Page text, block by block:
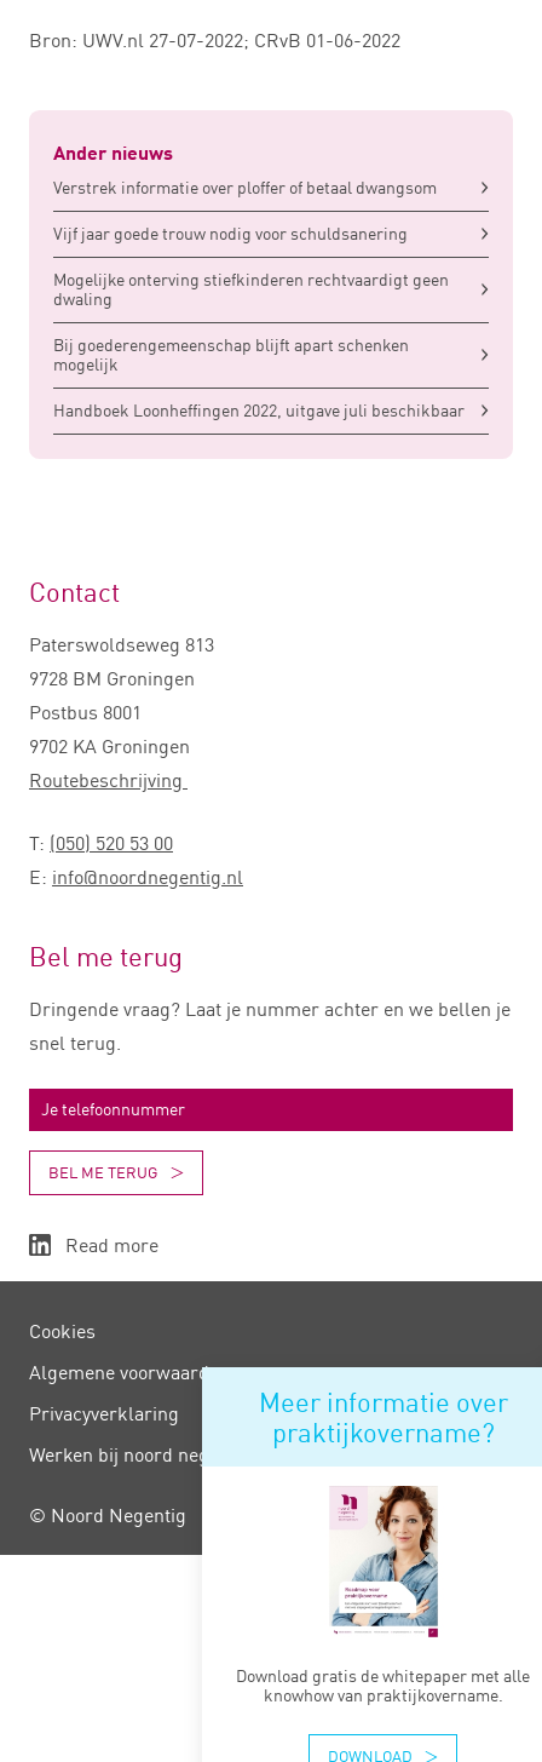
Bron: UWV.nl 27-07-2022; CRvB 01-06-2022
Ander nieuws
Verstrek informatie over ploffer of betaal dwangsom
Vijf jaar goede trouw nodig voor schuldsanering
Mogelijke onterving stiefkinderen rechtvaardigt geen
dwaling
Bij goederengemeenschap blijft apart schenken
mogelijk
Handboek Loonheffingen 2022, uitgave juli beschikbaar
Meer informatie over
praktijkovername?
Download gratis de whitepaper met alle
knowhow van praktijkovername.
DOWNLOAD
Contact
Paterswoldseweg 813
9728 BM Groningen
Postbus 8001
9702 KA Groningen
Routebeschrijving
T: (050) 520 53 00
E: info@noordnegentig.nl
Bel me terug
Dringende vraag? Laat je nummer achter en we bellen je
snel terug.
BEL ME TERUG
Read more
Cookies
Algemene voorwaarden
Privacy­verklaring
Werken bij noord negentig
© Noord Negentig